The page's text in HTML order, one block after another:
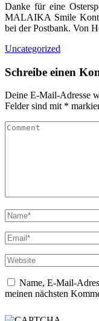
Danke für eine
MALAIKA Smile
bei der Postbank. Von
Uncategorized
Schreibe einen
Deine E-Mail-Adresse
Felder sind mit *
Name, E-Mail-
meinen nächsten